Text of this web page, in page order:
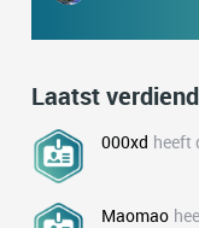
Laatst
000xd heeft
Maomao